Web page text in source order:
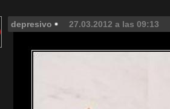
depresivo 27.03.2012 a las 09:13